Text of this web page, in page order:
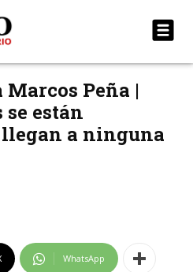
Peña |
se están
a ninguna
WhatsApp